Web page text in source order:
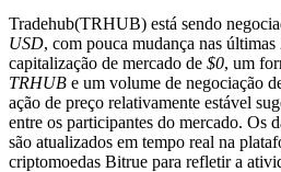
Futuros usando USDT como
Tradehub(TRHUB) está sendo
USD, com pouca mudança nas
capitalização de mercado de $0, um
TRHUB e um volume de negociação
ação de preço relativamente estável
entre os participantes do mercado. Os
são atualizados em tempo real na
criptomoedas Bitrue para refletir a